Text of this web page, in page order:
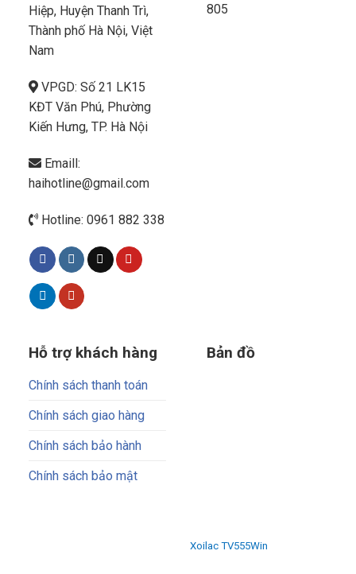
Hiệp, Huyện Thanh Trì,
Thành phố Hà Nội, Việt
Nam
VPGD: Số 21 LK15
KĐT Văn Phú, Phường
Kiến Hưng, TP. Hà Nội
Emaill:
haihotline@gmail.com
Hotline: 0961 882 338
805
Hỗ trợ khách hàng
Chính sách thanh toán
Chính sách giao hàng
Chính sách bảo hành
Chính sách bảo mật
Bản đồ
Xoilac TV555Win